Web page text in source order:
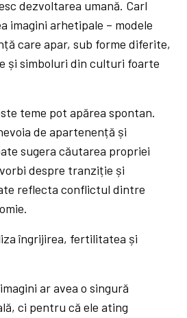
dezvoltarea umană. Carl
imagini arhetipale – modele
care apar, sub forme diferite,
și simboluri din culturi foarte
teme pot apărea spontan.
de apartenență și
sugera căutarea propriei
despre tranziție și
reflecta conflictul dintre
îngrijirea, fertilitatea și
ar avea o singură
ci pentru că ele ating